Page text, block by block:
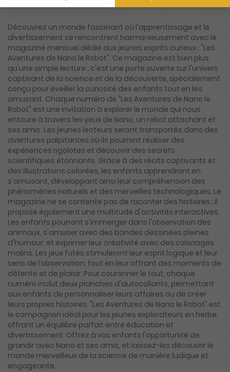
Découvrez un monde fascinant où l'apprentissage et le
divertissement se rencontrent harmonieusement avec le
magazine mensuel dédié aux jeunes esprits curieux : "Les
Aventures de Nano le Robot". Ce magazine est bien plus
qu'une simple lecture ; c'est une porte ouverte sur l'univers
captivant de la science et de la découverte, spécialement
conçu pour éveiller la curiosité des enfants tout en les
amusant. Chaque numéro de "Les Aventures de Nano le
Robot" est une invitation à explorer le monde qui nous
entoure à travers les yeux de Nano, un robot attachant et
ses amis. Les jeunes lecteurs seront transportés dans des
aventures palpitantes où ils pourront réaliser des
expériences rigolotes et découvrir des secrets
scientifiques étonnants. Grâce à des récits captivants et
des illustrations colorées, les enfants apprendront en
s'amusant, développant ainsi leur compréhension des
phénomènes naturels et des merveilles technologiques. Le
magazine ne se contente pas de raconter des histoires ; il
propose également une multitude d'activités interactives.
Les enfants pourront s'immerger dans l'observation des
animaux, s'amuser avec des bandes dessinées pleines
d'humour, et exprimer leur créativité avec des coloriages
malins. Les jeux futés stimuleront leur esprit logique et leur
sens de l'observation, tout en leur offrant des moments de
détente et de plaisir. Pour couronner le tout, chaque
numéro inclut deux planches d'autocollants, permettant
aux enfants de personnaliser leurs affaires ou de créer
leurs propres histoires. "Les Aventures de Nano le Robot" est
le compagnon idéal pour les jeunes explorateurs en herbe,
offrant un équilibre parfait entre éducation et
divertissement. Offrez à vos enfants l'opportunité de
grandir avec Nano et ses amis, et laissez-les découvrir le
monde merveilleux de la science de manière ludique et
engageante.